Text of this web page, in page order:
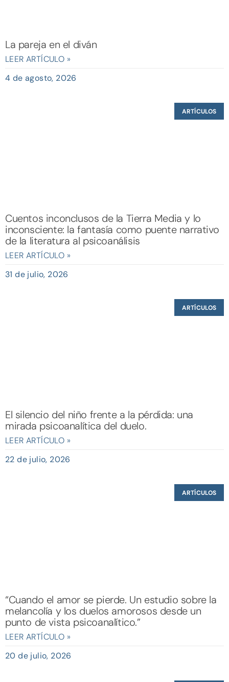
La pareja en el diván
LEER ARTÍCULO »
4 de agosto, 2026
ARTÍCULOS
Cuentos inconclusos de la Tierra Media y lo
inconsciente: la fantasía como puente narrativo
de la literatura al psicoanálisis
LEER ARTÍCULO »
31 de julio, 2026
ARTÍCULOS
El silencio del niño frente a la pérdida: una
mirada psicoanalítica del duelo.
LEER ARTÍCULO »
22 de julio, 2026
ARTÍCULOS
“Cuando el amor se pierde. Un estudio sobre la
melancolía y los duelos amorosos desde un
punto de vista psicoanalítico.”
LEER ARTÍCULO »
20 de julio, 2026